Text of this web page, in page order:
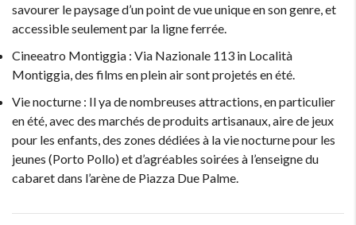
savourer le paysage d’un point de vue unique en son genre, et
accessible seulement par la ligne ferrée.
Cineeatro Montiggia : Via Nazionale 113 in Località
Montiggia, des films en plein air sont projetés en été.
Vie nocturne : Il ya de nombreuses attractions, en particulier
en été, avec des marchés de produits artisanaux, aire de jeux
pour les enfants, des zones dédiées à la vie nocturne pour les
jeunes (Porto Pollo) et d’agréables soirées à l’enseigne du
cabaret dans l’arène de Piazza Due Palme.